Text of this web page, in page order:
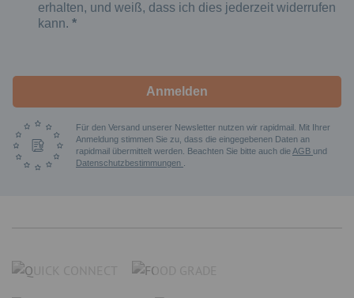
erhalten, und weiß, dass ich dies jederzeit widerrufen
kann.
Anmelden
Für den Versand unserer Newsletter nutzen wir rapidmail. Mit Ihrer
Anmeldung stimmen Sie zu, dass die eingegebenen Daten an
rapidmail übermittelt werden. Beachten Sie bitte auch dieAGB und
Datenschutzbestimmungen